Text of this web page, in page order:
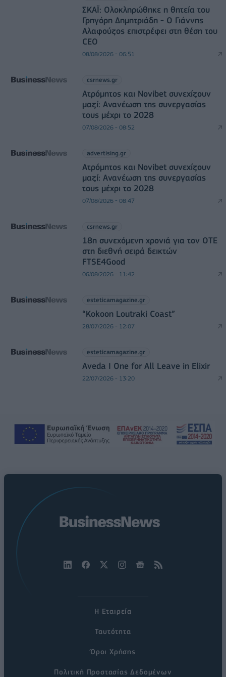
ΣΚΑΪ: Ολοκληρώθηκε η θητεία του
Γρηγόρη Δημητριάδη - Ο Γιάννης
Αλαφούζος επιστρέφει στη θέση του
CEO
08/08/2026 - 06:51
csrnews.gr
Ατρόμητος και Novibet συνεχίζουν
μαζί: Ανανέωση της συνεργασίας
τους μέχρι το 2028
07/08/2026 - 08:52
advertising.gr
Ατρόμητος και Novibet συνεχίζουν
μαζί: Ανανέωση της συνεργασίας
τους μέχρι το 2028
07/08/2026 - 08:47
csrnews.gr
18η συνεχόμενη χρονιά για τον ΟΤΕ
στη διεθνή σειρά δεικτών
FTSE4Good
06/08/2026 - 11:42
esteticamagazine.gr
“Kokoon Loutraki Coast”
28/07/2026 - 12:07
esteticamagazine.gr
Aveda I One for All Leave in Elixir
22/07/2026 - 13:20
Η Εταιρεία
Ταυτότητα
Όροι Χρήσης
Πολιτική Προστασίας Δεδομένων